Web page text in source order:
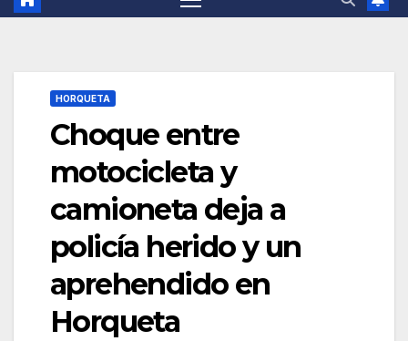
HORQUETA
Choque entre
motocicleta y
camioneta deja a
policía herido y un
aprehendido en
Horqueta